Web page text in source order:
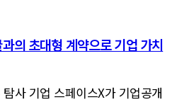
의 초대형 계약으로 기업 가치
사 기업 스페이스X가 기업공개